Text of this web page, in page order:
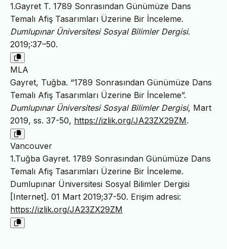
1.Gayret T. 1789 Sonrasından Günümüze Dans
Temalı Afiş Tasarımları Üzerine Bir İnceleme.
Dumlupınar Üniversitesi Sosyal Bilimler Dergisi.
2019;:37–50.
MLA
Gayret, Tuğba. “1789 Sonrasından Günümüze Dans
Temalı Afiş Tasarımları Üzerine Bir İnceleme”.
Dumlupınar Üniversitesi Sosyal Bilimler Dergisi, Mart
2019, ss. 37-50, https://izlik.org/JA23ZX29ZM.
Vancouver
1.Tuğba Gayret. 1789 Sonrasından Günümüze Dans
Temalı Afiş Tasarımları Üzerine Bir İnceleme.
Dumlupınar Üniversitesi Sosyal Bilimler Dergisi
[Internet]. 01 Mart 2019;37-50. Erişim adresi:
https://izlik.org/JA23ZX29ZM